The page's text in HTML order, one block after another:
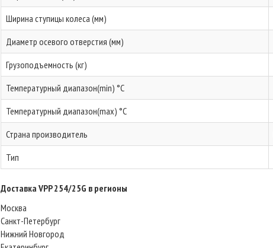
Ширина ступицы колеса (мм)
Диаметр осевого отверстия (мм)
Грузоподъемность (кг)
Температурный диапазон(min) °C
Температурный диапазон(max) °C
Страна производитель
Тип
Доставка VPP 254/25G в регионы
Москва
Санкт-Петербург
Нижний Новгород